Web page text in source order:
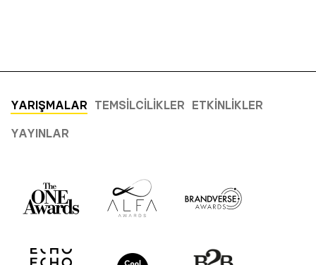
YARIŞMALAR TEMSILCILIKLER ETKINLIKLER
YAYINLAR